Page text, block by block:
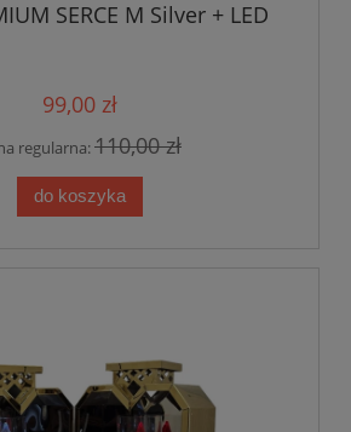
SERCE M Silver + LED
99,00 zł
regularna:110,00 zł
do koszyka